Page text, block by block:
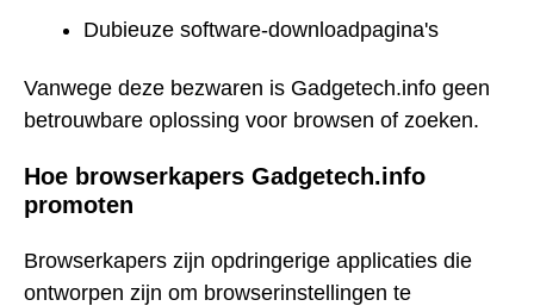
Dubieuze software-downloadpagina's
Vanwege deze bezwaren is Gadgetech.info geen
betrouwbare oplossing voor browsen of zoeken.
Hoe browserkapers Gadgetech.info
promoten
Browserkapers zijn opdringerige applicaties die
ontworpen zijn om browserinstellingen te